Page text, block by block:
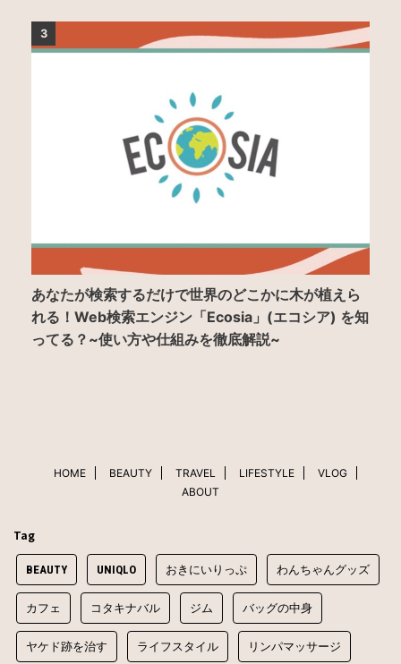
3
あなたが検索するだけで世界のどこかに木が植えら
れる！Web検索エンジン「Ecosia」(エコシア) を知
ってる？~使い方や仕組みを徹底解説~
HOME BEAUTY TRAVEL LIFESTYLE
VLOG
ABOUT
Tag
BEAUTY UNIQLO おきにいりっぷ わんちゃんグッズ
カフェ コタキナバル ジム バッグの中身
ヤケド跡を治す ライフスタイル リンパマッサージ